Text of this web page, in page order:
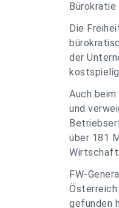
Bürokratie
Die
der
Auch
und
über 181
FW-
Österreich
gefunden